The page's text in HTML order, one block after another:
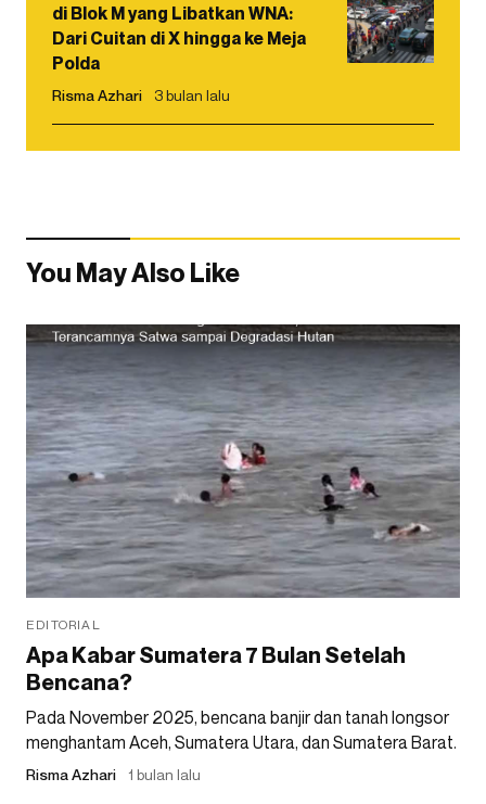
di Blok M yang Libatkan WNA:
Dari Cuitan di X hingga ke Meja
Polda
Risma Azhari 3 bulan lalu
You May Also Like
EDITORIAL
Apa Kabar Sumatera 7 Bulan Setelah
Bencana?
Pada November 2025, bencana banjir dan tanah longsor
menghantam Aceh, Sumatera Utara, dan Sumatera Barat.
Risma Azhari 1 bulan lalu